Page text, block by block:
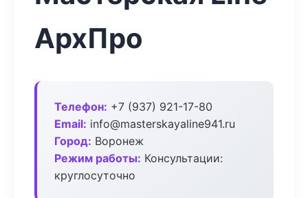
АрхПро
Телефон: +7 (937) 921-17-80
Email: info@masterskayaline941.ru
Город: Воронеж
Режим работы: Консультации:
круглосуточно